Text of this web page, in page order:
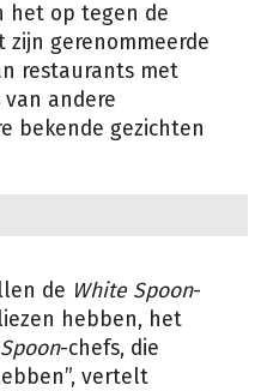
het op tegen de
zijn gerenommeerde
restaurants met
andere
bekende gezichten
de White Spoon-
hebben, het
-chefs, die
vertelt